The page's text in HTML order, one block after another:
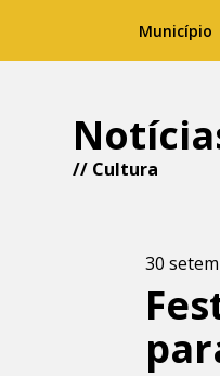
Município
// Cultura
30